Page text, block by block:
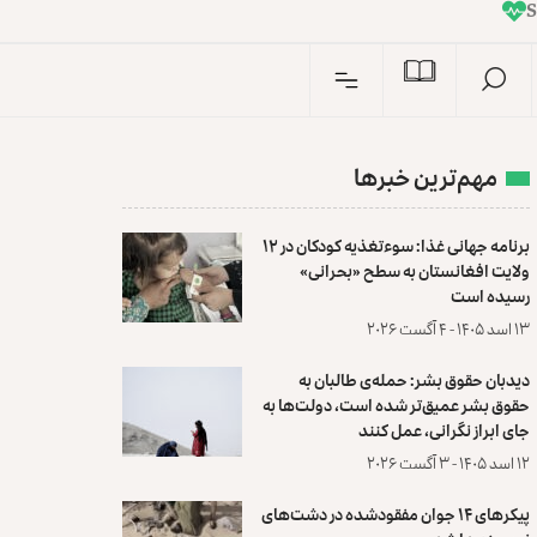
n
I
مهم‌ترین خبرها
برنامه جهانی غذا: سوءتغذیه کودکان در ۱۲
ولایت افغانستان به سطح «بحرانی»
رسیده است
۱۳ اسد ۱۴۰۵ - ۴ آگست ۲۰۲۶
دیدبان حقوق بشر: حمله‌ی طالبان به
حقوق بشر عمیق‌تر شده است، دولت‌ها به
جای ابراز نگرانی، عمل کنند
۱۲ اسد ۱۴۰۵ - ۳ آگست ۲۰۲۶
پیکرهای ۱۴ جوان مفقودشده در دشت‌های